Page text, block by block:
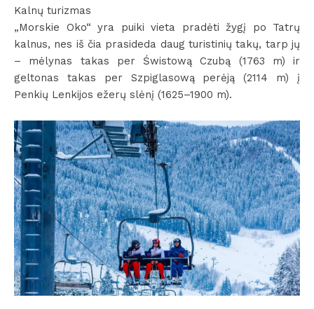
Kalnų turizmas
„Morskie Oko“ yra puiki vieta pradėti žygį po Tatrų
kalnus, nes iš čia prasideda daug turistinių takų, tarp jų
– mėlynas takas per Świstową Czubą (1763 m) ir
geltonas takas per Szpiglasową perėją (2114 m) į
Penkių Lenkijos ežerų slėnį (1625–1900 m).